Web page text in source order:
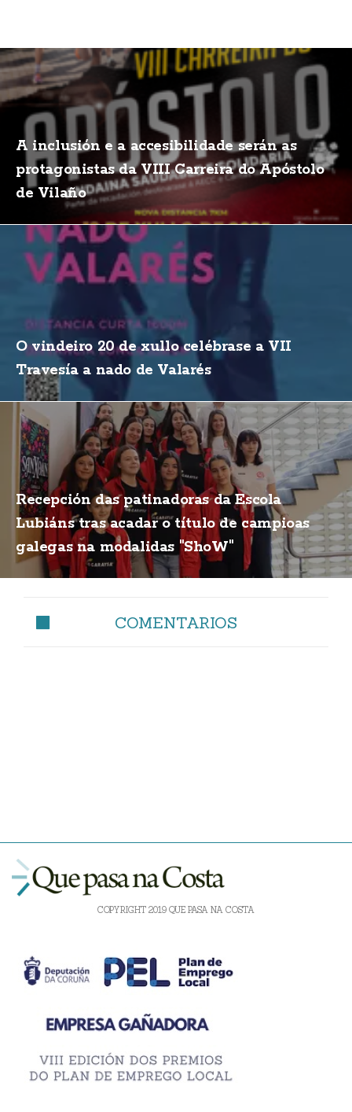
A inclusión e a accesibilidade serán as
protagonistas da VIII Carreira do Apóstolo
de Vilaño
O vindeiro 20 de xullo celébrase a VII
Travesía a nado de Valarés
Recepción das patinadoras da Escola
Lubiáns tras acadar o título de campioas
galegas na modalidas "ShoW"
COMENTARIOS
COPYRIGHT 2019 QUE PASA NA COSTA